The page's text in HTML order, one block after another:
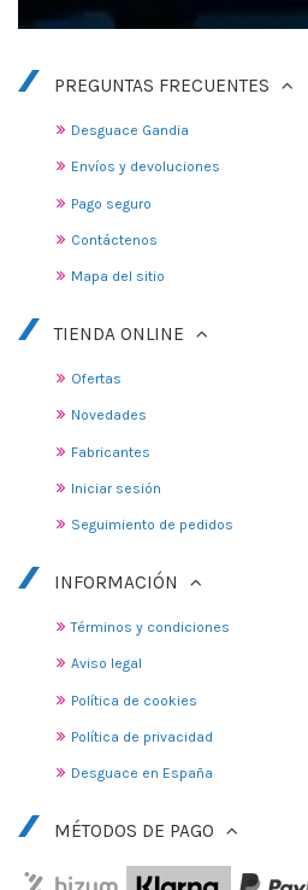
PREGUNTAS FRECUENTES
Desguace Gandia
Envíos y devoluciones
Pago seguro
Contáctenos
Mapa del sitio
TIENDA ONLINE
Ofertas
Novedades
Fabricantes
Iniciar sesión
Seguimiento de pedidos
INFORMACIÓN
Términos y condiciones
Aviso legal
Política de cookies
Política de privacidad
Desguace en España
MÉTODOS DE PAGO